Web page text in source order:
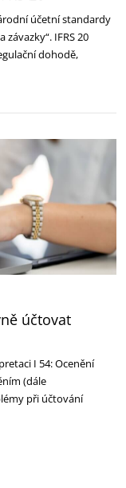
účetní standardy
závazky“. IFRS 20
dohodě,
účtovat
I 54: Ocenění
(dále
při účtování